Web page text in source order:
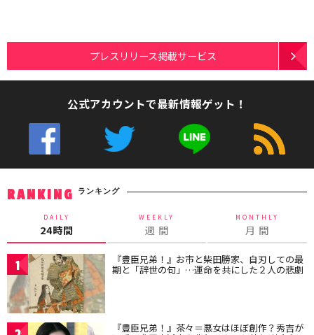
プレスリリース掲載サービス
公式アカウントで最新情報ゲット！
RANKING ランキング
DAILY
24時間
WEEKLY
週 間
MONTHLY
月 間
1 『豊臣兄弟！』お市と柴田勝家、自刃しての最
期と「辞世の句」…運命を共にした２人の悲劇
『豊臣兄弟！』茶々＝悪女はほぼ創作？秀吉が